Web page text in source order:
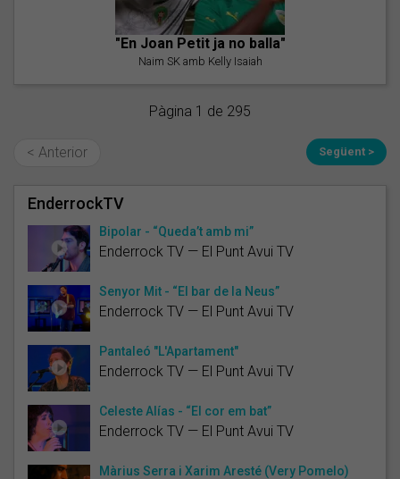
"En Joan Petit ja no balla"
Naim SK amb Kelly Isaiah
Pàgina 1 de 295
< Anterior Següent >
EnderrockTV
Bipolar - “Queda’t amb mi”
Enderrock TV — El Punt Avui TV
Senyor Mit - “El bar de la Neus”
Enderrock TV — El Punt Avui TV
Pantaleó "L'Apartament"
Enderrock TV — El Punt Avui TV
Celeste Alías - “El cor em bat”
Enderrock TV — El Punt Avui TV
Màrius Serra i Xarim Aresté (Very Pomelo)